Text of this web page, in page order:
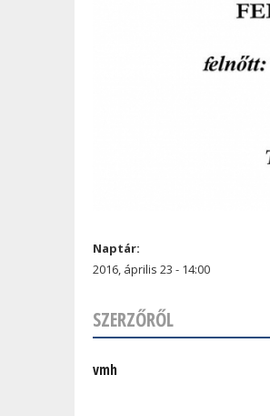
Naptár:
2016, április 23 - 14:00
SZERZŐRŐL
vmh